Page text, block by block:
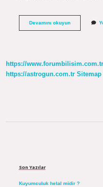
Devamını okuyunBurgaca
https://www.forumbilisim.com.tr
https://astrogun.com.tr Sitemap
Son Yazılar
Kuyumculuk helal midir ?